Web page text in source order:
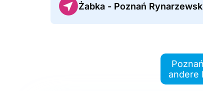
Żabka - Poznań
andere